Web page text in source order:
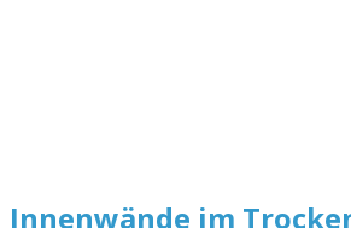
Innenwände im